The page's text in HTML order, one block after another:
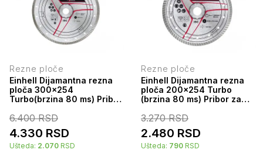
Rezne ploče
Einhell Dijamantna rezna
ploča 300x254
Turbo(brzina 80 ms) Pribor
49797950
6.400RSD
4.330 RSD
Ušteda: 2.070 RSD
Rezne ploče
Einhell Dijamantna rezna
ploča 200x254 Turbo
(brzina 80 ms) Pribor za
49797750
3.270RSD
2.480 RSD
Ušteda: 790 RSD